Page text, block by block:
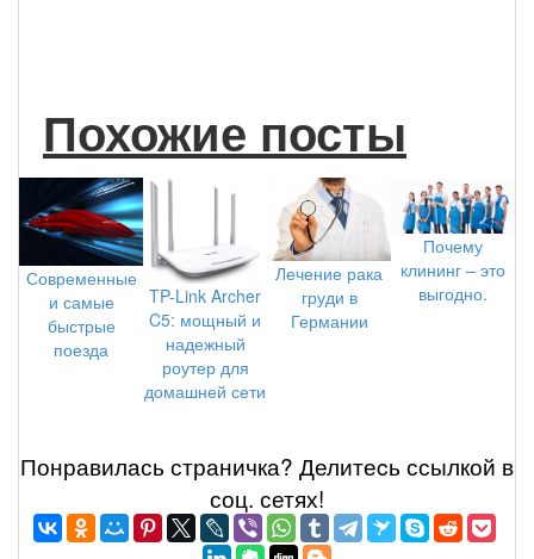
Похожие посты
Современные
и самые
быстрые
поезда
TP-Link Archer
C5: мощный и
надежный
роутер для
домашней сети
Лечение рака
груди в
Германии
Почему
клининг – это
выгодно.
Понравилась страничка? Делитеcь ссылкой в
соц. сетях!